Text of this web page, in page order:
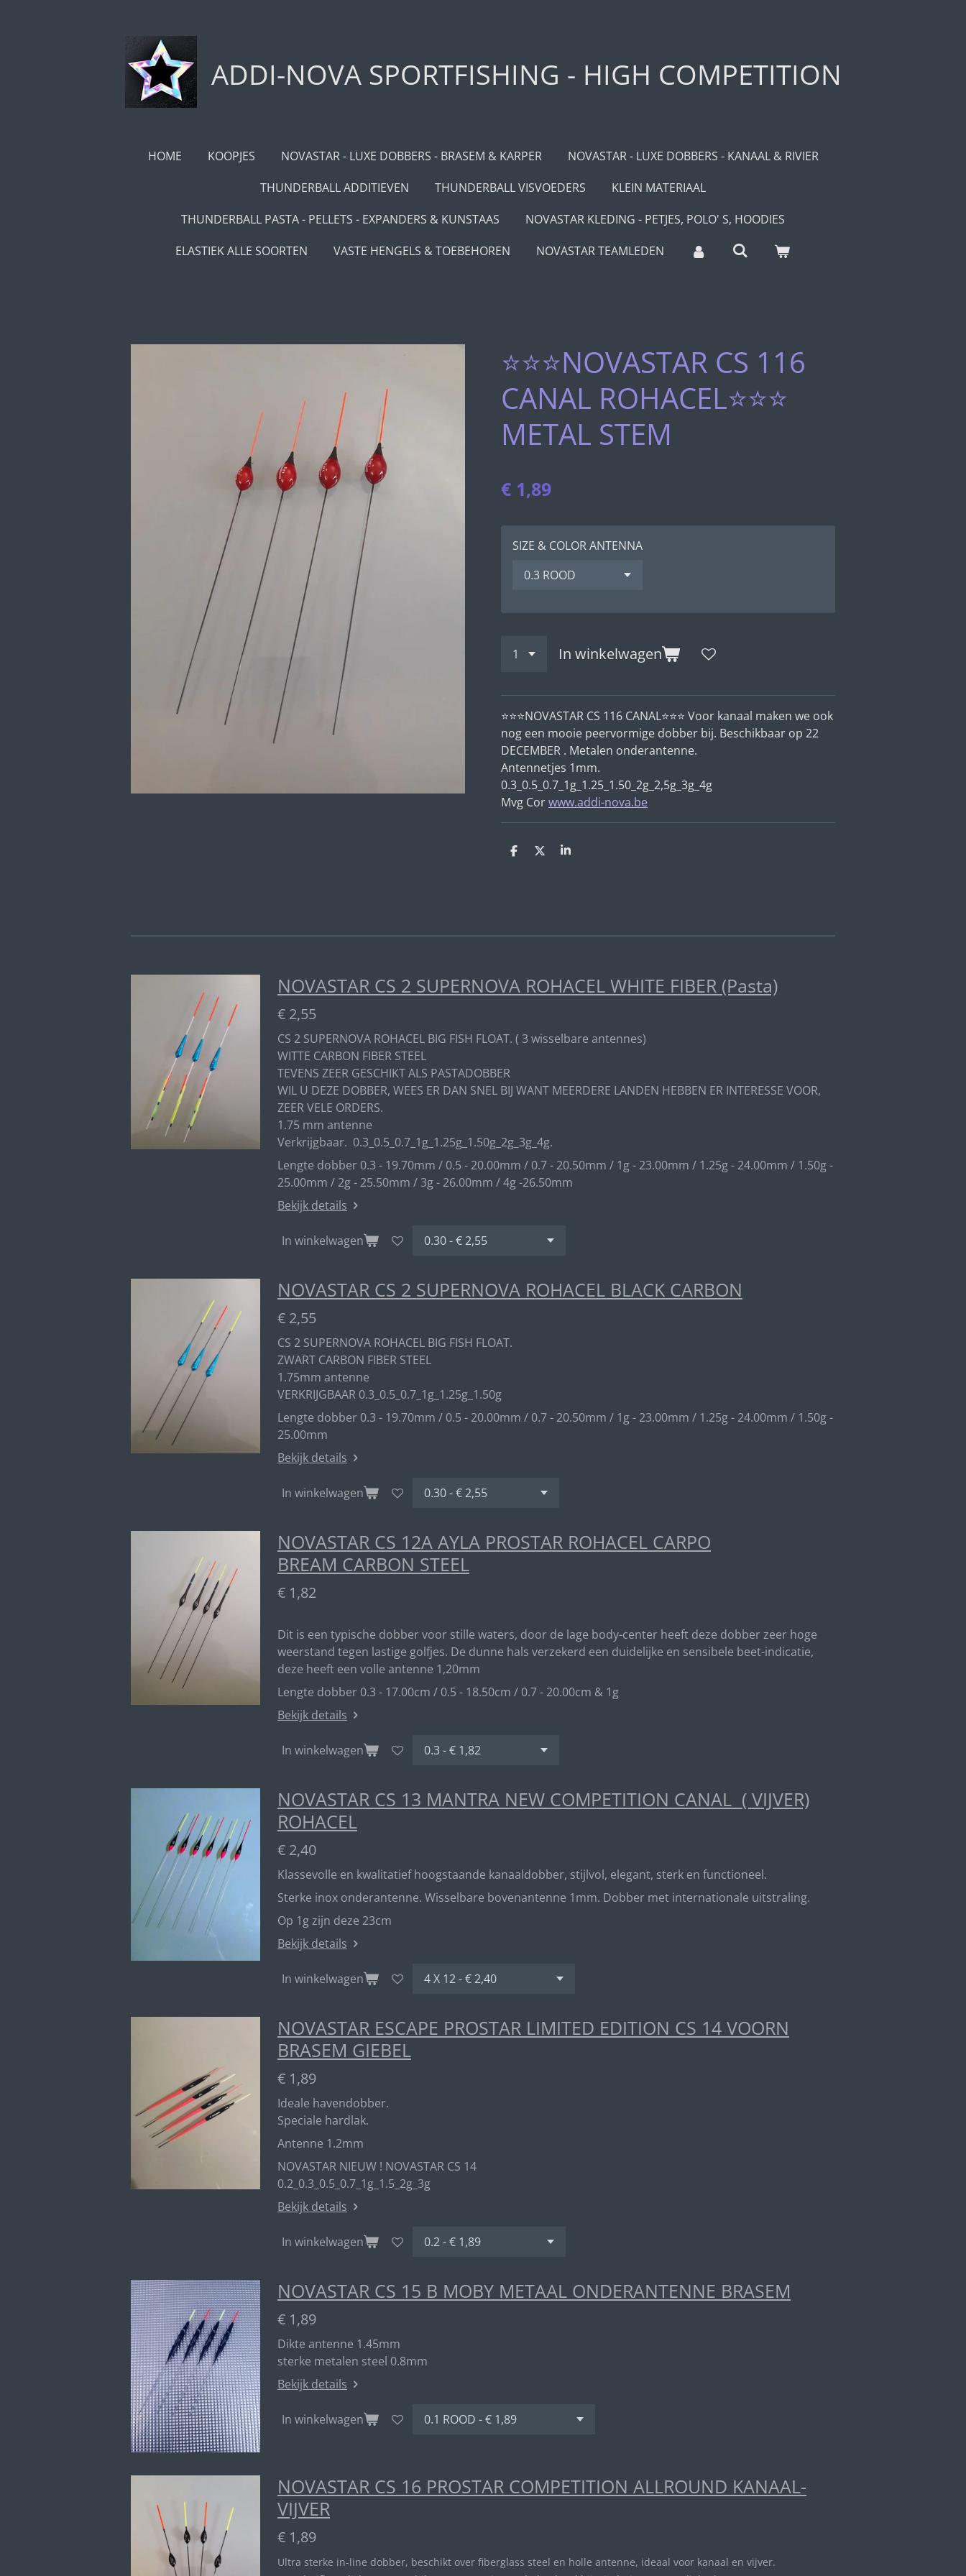
ADDI-NOVA SPORTFISHING - HIGH COMPETITION
HOME KOOPJES NOVASTAR - LUXE DOBBERS - BRASEM & KARPER
NOVASTAR - LUXE DOBBERS - KANAAL & RIVIER
THUNDERBALL ADDITIEVEN
THUNDERBALL VISVOEDERS
KLEIN MATERIAAL
THUNDERBALL PASTA - PELLETS - EXPANDERS & KUNSTAAS
NOVASTAR KLEDING - PETJES, POLO' S, HOODIES
ELASTIEK ALLE SOORTEN
VASTE HENGELS & TOEBEHOREN NOVASTAR TEAMLEDEN
⭐⭐⭐NOVASTAR CS 116
CANAL ROHACEL⭐⭐⭐
METAL STEM
€ 1,89
SIZE & COLOR ANTENNA
In winkelwagen
⭐⭐⭐NOVASTAR CS 116 CANAL⭐⭐⭐ Voor kanaal maken we ook
nog een mooie peervormige dobber bij. Beschikbaar op 22
DECEMBER . Metalen onderantenne.
Antennetjes 1mm.
0.3_0.5_0.7_1g_1.25_1.50_2g_2,5g_3g_4g
Mvg Corwww.addi-nova.be
D
D
S
NOVASTAR CS 2 SUPERNOVA ROHACEL WHITE FIBER (Pasta)
€ 2,55
CS 2 SUPERNOVA ROHACEL BIG FISH FLOAT. ( 3 wisselbare antennes)
WITTE CARBON FIBER STEEL
TEVENS ZEER GESCHIKT ALS PASTADOBBER
WIL U DEZE DOBBER, WEES ER DAN SNEL BIJ WANT MEERDERE LANDEN HEBBEN ER INTERESSE VOOR,
ZEER VELE ORDERS.
1.75 mm antenne
Verkrijgbaar. 0.3_0.5_0.7_1g_1.25g_1.50g_2g_3g_4g.
Lengte dobber 0.3 - 19.70mm / 0.5 - 20.00mm / 0.7 - 20.50mm / 1g - 23.00mm / 1.25g - 24.00mm / 1.50g -
25.00mm / 2g - 25.50mm / 3g - 26.00mm / 4g -26.50mm
Bekijk details
In winkelwagen
NOVASTAR CS 2 SUPERNOVA ROHACEL BLACK CARBON
€ 2,55
CS 2 SUPERNOVA ROHACEL BIG FISH FLOAT.
ZWART CARBON FIBER STEEL
1.75mm antenne
VERKRIJGBAAR 0.3_0.5_0.7_1g_1.25g_1.50g
Lengte dobber 0.3 - 19.70mm / 0.5 - 20.00mm / 0.7 - 20.50mm / 1g - 23.00mm / 1.25g - 24.00mm / 1.50g -
25.00mm
Bekijk details
In winkelwagen
NOVASTAR CS 12A AYLA PROSTAR ROHACEL CARPO
BREAM CARBON STEEL
€ 1,82
Dit is een typische dobber voor stille waters, door de lage body-center heeft deze dobber zeer hoge
weerstand tegen lastige golfjes. De dunne hals verzekerd een duidelijke en sensibele beet-indicatie,
deze heeft een volle antenne 1,20mm
Lengte dobber 0.3 - 17.00cm / 0.5 - 18.50cm / 0.7 - 20.00cm & 1g
Bekijk details
In winkelwagen
NOVASTAR CS 13 MANTRA NEW COMPETITION CANAL ( VIJVER)
ROHACEL
€ 2,40
Klassevolle en kwalitatief hoogstaande kanaaldobber, stijlvol, elegant, sterk en functioneel.
Sterke inox onderantenne. Wisselbare bovenantenne 1mm. Dobber met internationale uitstraling.
Op 1g zijn deze 23cm
Bekijk details
In winkelwagen
NOVASTAR ESCAPE PROSTAR LIMITED EDITION CS 14 VOORN
BRASEM GIEBEL
€ 1,89
Ideale havendobber.
Speciale hardlak.
Antenne 1.2mm
NOVASTAR NIEUW ! NOVASTAR CS 14
0.2_0.3_0.5_0.7_1g_1.5_2g_3g
Bekijk details
In winkelwagen
NOVASTAR CS 15 B MOBY METAAL ONDERANTENNE BRASEM
€ 1,89
Dikte antenne 1.45mm
sterke metalen steel 0.8mm
Bekijk details
In winkelwagen
NOVASTAR CS 16 PROSTAR COMPETITION ALLROUND KANAAL-
VIJVER
€ 1,89
Ultra sterke in-line dobber, beschikt over fiberglass steel en holle antenne, ideaal voor kanaal en vijver.